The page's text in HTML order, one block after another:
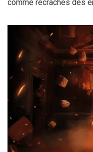
comme recrachés des